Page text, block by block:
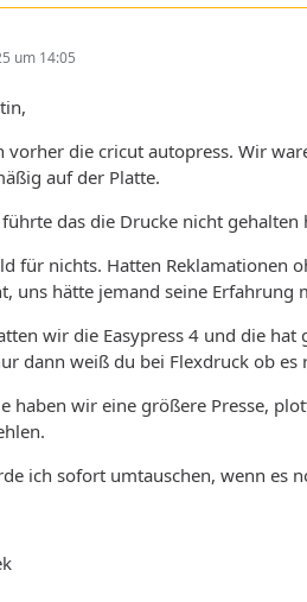
um 14:05
vorher die cricut autopress. Wir
auf der Platte.
das die Drucke nicht gehalten
für nichts. Hatten Reklamationen
uns hätte jemand seine Erfahrung
wir die Easypress 4 und die
dann weiß du bei Flexdruck ob es
haben wir eine größere Presse,
ich sofort umtauschen, wenn es